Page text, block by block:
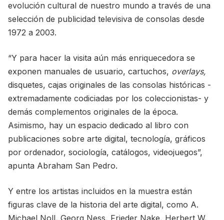
evolución cultural de nuestro mundo a través de una
selección de publicidad televisiva de consolas desde
1972 a 2003.
“Y para hacer la visita aún más enriquecedora se
exponen manuales de usuario, cartuchos, overlays,
disquetes, cajas originales de las consolas históricas -
extremadamente codiciadas por los coleccionistas- y
demás complementos originales de la época.
Asimismo, hay un espacio dedicado al libro con
publicaciones sobre arte digital, tecnología, gráficos
por ordenador, sociología, catálogos, videojuegos”,
apunta Abraham San Pedro.
Y entre los artistas incluidos en la muestra están
figuras clave de la historia del arte digital, como A.
Michael Noll, Georg Ness, Frieder Nake, Herbert W.